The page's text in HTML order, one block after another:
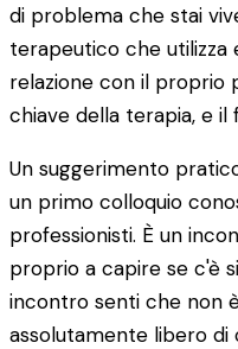
di problema che stai
terapeutico che utilizza
relazione con il proprio
chiave della terapia, e
Un suggerimento
un primo colloquio
professionisti. È un
proprio a capire se c'è
incontro senti che non
assolutamente libero di